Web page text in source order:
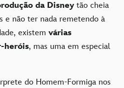
da Disney tão cheia
e não ter nada remetendo à
existem várias
heróis, mas uma em especial
do Homem-Formiga nos